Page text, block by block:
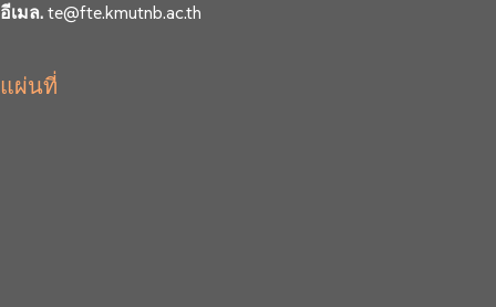
อีเมล. te@fte.kmutnb.ac.th
แผ่นที่